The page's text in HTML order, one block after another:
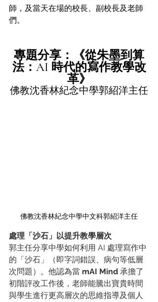
師，及當天在場的校長、副校長及老師
們。
專題分享：《從朱墨到算
法：AI 時代的寫作教學改
革》
佛教沈香林紀念中學郭紹洋主任
佛教沈香林紀念中學中文科郭紹洋主任
處理「沙石」以提升教學層次
郭主任分享中學如何利用 AI 處理寫作中
的「沙石」（即字詞錯誤、病句等低層
次問題）。他認為當 mAI Mind 承擔了
初階評改工作後，老師能騰出寶貴時間
與學生進行更高層次的思維指導及個人